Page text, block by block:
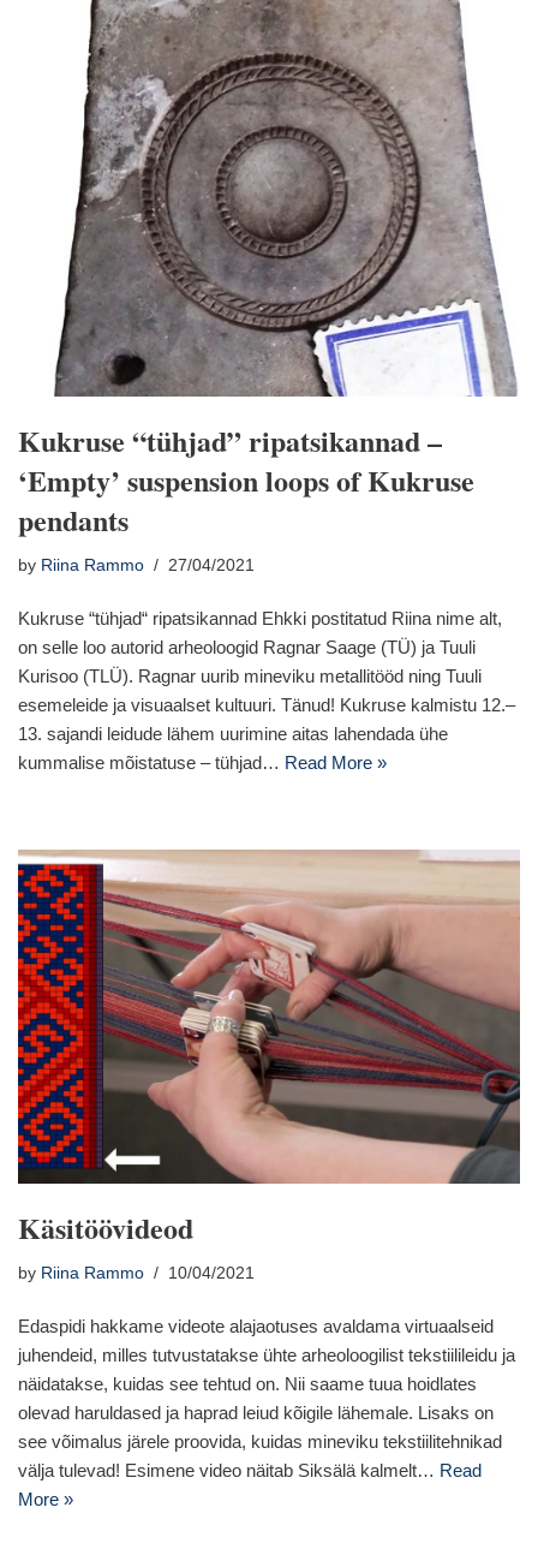
Kukruse “tühjad” ripatsikannad –
‘Empty’ suspension loops of Kukruse
pendants
by Riina Rammo 27/04/2021
Kukruse “tühjad“ ripatsikannad Ehkki postitatud Riina nime alt,
on selle loo autorid arheoloogid Ragnar Saage (TÜ) ja Tuuli
Kurisoo (TLÜ). Ragnar uurib mineviku metallitööd ning Tuuli
esemeleide ja visuaalset kultuuri. Tänud! Kukruse kalmistu 12.–
13. sajandi leidude lähem uurimine aitas lahendada ühe
kummalise mõistatuse – tühjad… Read More »
Käsitöövideod
by Riina Rammo 10/04/2021
Edaspidi hakkame videote alajaotuses avaldama virtuaalseid
juhendeid, milles tutvustatakse ühte arheoloogilist tekstiilileidu ja
näidatakse, kuidas see tehtud on. Nii saame tuua hoidlates
olevad haruldased ja haprad leiud kõigile lähemale. Lisaks on
see võimalus järele proovida, kuidas mineviku tekstiilitehnikad
välja tulevad! Esimene video näitab Siksälä kalmelt… Read
More »